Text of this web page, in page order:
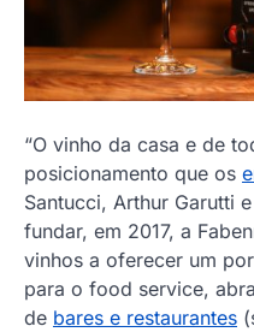
“O vinho da casa e de
posicionamento que os
Santucci, Arthur Garutti
fundar, em 2017, a
vinhos a oferecer um
para o food service,
de bares e restaurantes